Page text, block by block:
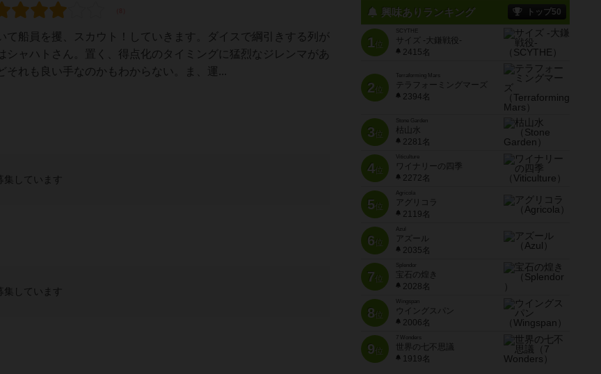
船員を攫、スカウト！していきます。ダイスで綱引きする列が
ャハトさん。置く、得点化のタイミングに猛烈なジレンマがあ
それも良い手なのかもわからない。ま、運...
集しています
集しています
興味ありランキング トップ50
1位
SCYTHE
サイズ -大鎌戦役-
2415名
2位
Terraforming Mars
テラフォーミングマーズ
2394名
3位
Stone Garden
枯山水
2281名
4位
Viticulture
ワイナリーの四季
2272名
5位
Agricola
アグリコラ
2119名
6位
Azul
アズール
2035名
7位
宝石の煌き
2028名
8位
Wingspan
ウイングスパン
2006名
9位
7 Wonders
世界の七不思議
1919名